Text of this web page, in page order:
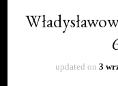
updated on 3